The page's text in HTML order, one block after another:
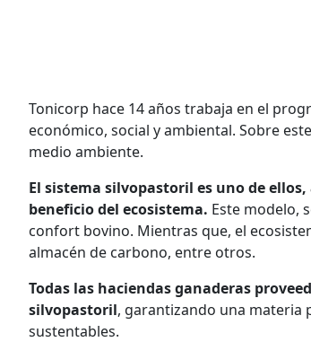
Tonicorp hace 14 años trabaja en el
económico, social y ambiental. Sobre
medio ambiente.
El sistema silvopastoril es uno de
beneficio del ecosistema. Este modelo,
confort bovino. Mientras que, el
almacén de carbono, entre otros.
Todas las haciendas ganaderas
silvopastoril, garantizando una materia
sustentables.